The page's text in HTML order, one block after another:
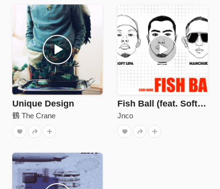
Unique Design
鶴 The Crane
Fish Ball (feat. Soft Lipa and Manchuker)
Jnco